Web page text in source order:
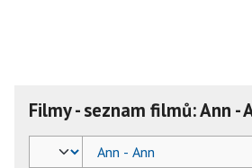
Filmy - seznam filmů: Ann -